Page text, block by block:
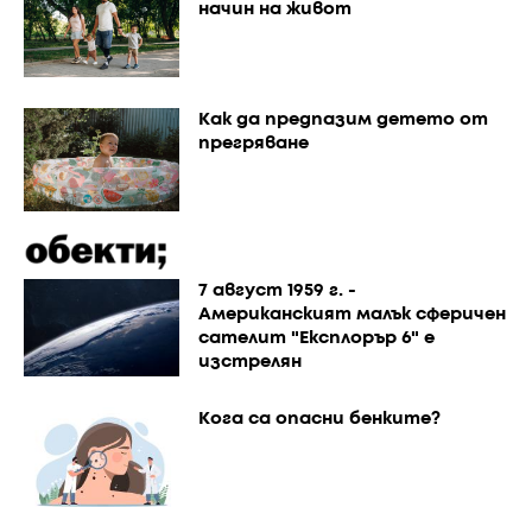
начин на живот
Как да предпазим детето от
прегряване
7 август 1959 г. -
Американският малък сферичен
сателит "Експлорър 6" е
изстрелян
Кога са опасни бенките?